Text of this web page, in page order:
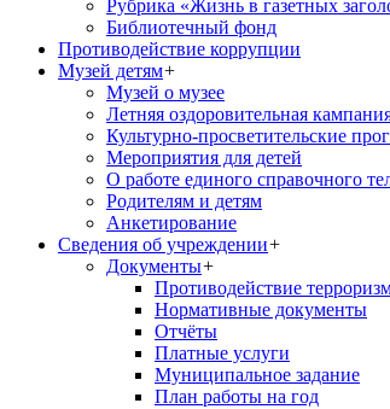
Рубрика «Жизнь в газетных
Библиотечный фонд
Противодействие коррупции
Музей детям+
Музей о музее
Летняя оздоровительная
Культурно-просветительские
Мероприятия для детей
О работе единого справочного
Родителям и детям
Анкетирование
Сведения об учреждении+
Документы+
Противодействие
Нормативные документы
Отчёты
Платные услуги
Муниципальное задание
План работы на год